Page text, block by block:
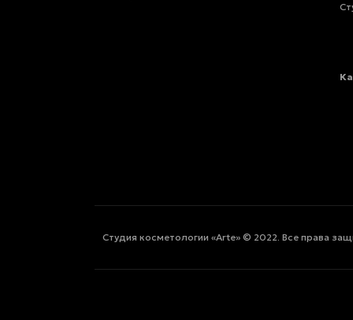
Студия косметологии «Arte» © 2022. Все права